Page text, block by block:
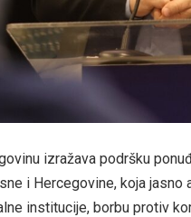
izražava podršku
i Hercegovine, koja
institucije, borbu protiv